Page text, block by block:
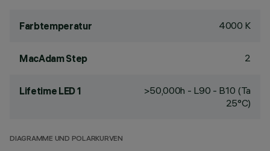
Farbtemperatur 4000 K
MacAdam Step 2
Lifetime LED 1
>50,000h - L90 - B10 (Ta
25°C)
DIAGRAMME UND POLARKURVEN